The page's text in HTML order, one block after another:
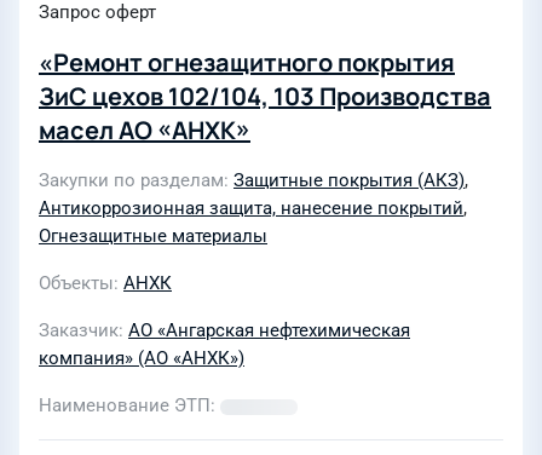
Запрос оферт
«Ремонт огнезащитного покрытия
ЗиС цехов 102/104, 103 Производства
масел АО «АНХК»
Закупки по разделам Защитные покрытия (АКЗ),
Антикоррозионная защита, нанесение покрытий,
Огнезащитные материалы
Объекты АНХК
Заказчик АО «Ангарская нефтехимическая
компания» (АО «АНХК»)
Наименование ЭТП